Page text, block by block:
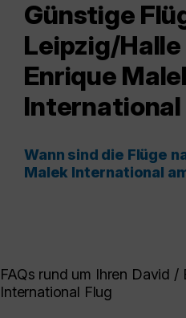
Günstige
Leipzig/
Enrique
International
Wann sind die Flüge
Malek International
FAQs rund um Ihren David /
International Flug